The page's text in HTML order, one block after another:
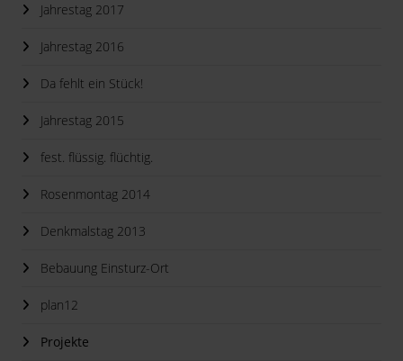
Jahrestag 2017
Jahrestag 2016
Da fehlt ein Stück!
Jahrestag 2015
fest. flüssig. flüchtig.
Rosenmontag 2014
Denkmalstag 2013
Bebauung Einsturz-Ort
plan12
Projekte